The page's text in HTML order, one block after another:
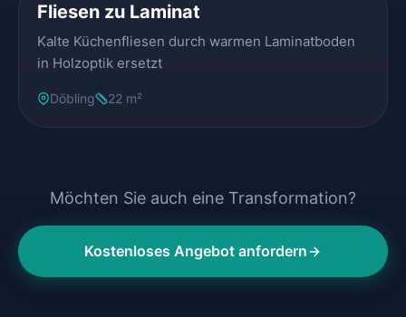
Fliesen zu Laminat
Kalte Küchenfliesen durch warmen Laminatboden
in Holzoptik ersetzt
Döbling 22 m²
Möchten Sie auch eine Transformation?
Kostenloses Angebot anfordern